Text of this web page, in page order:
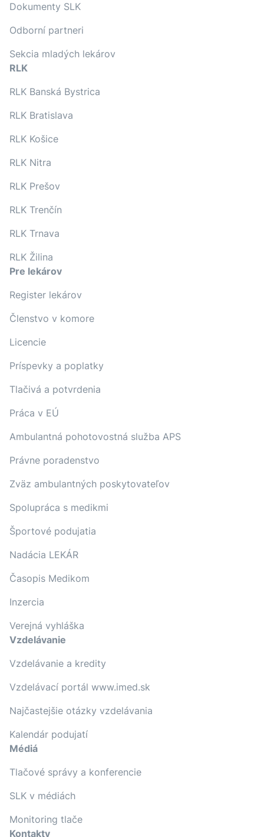
Dokumenty SLK
Odborní partneri
Sekcia mladých lekárov
RLK
RLK Banská Bystrica
RLK Bratislava
RLK Košice
RLK Nitra
RLK Prešov
RLK Trenčín
RLK Trnava
RLK Žilina
Pre lekárov
Register lekárov
Členstvo v komore
Licencie
Príspevky a poplatky
Tlačivá a potvrdenia
Práca v EÚ
Ambulantná pohotovostná služba APS
Právne poradenstvo
Zväz ambulantných poskytovateľov
Spolupráca s medikmi
Športové podujatia
Nadácia LEKÁR
Časopis Medikom
Inzercia
Verejná vyhláška
Vzdelávanie
Vzdelávanie a kredity
Vzdelávací portál www.imed.sk
Najčastejšie otázky vzdelávania
Kalendár podujatí
Médiá
Tlačové správy a konferencie
SLK v médiách
Monitoring tlače
Kontakty